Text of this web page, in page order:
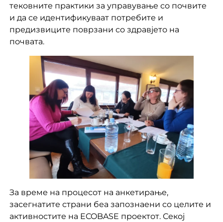
тековните практики за управување со почвите
и да се идентификуваат потребите и
предизвиците поврзани со здравјето на
почвата.
За време на процесот на анкетирање,
засегнатите страни беа запознаени со целите и
активностите на ECOBASE проектот. Секој